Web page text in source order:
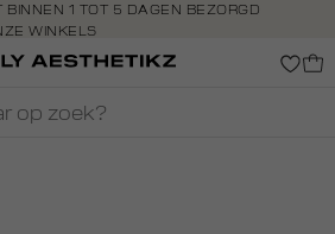
BINNEN 1 TOT 5 DAGEN BEZORGD
WINKELS
14 DAGEN IN DE WINKEL
IDEAL, RIVERTY, APPLE PAY &